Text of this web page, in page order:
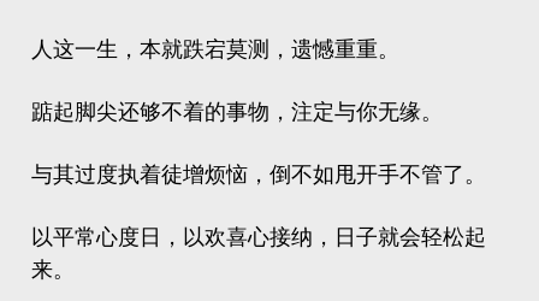
人这一生，本就跌宕莫测，遗憾重重。
踮起脚尖还够不着的事物，注定与你无缘。
与其过度执着徒增烦恼，倒不如甩开手不管了。
以平常心度日，以欢喜心接纳，日子就会轻松起
来。